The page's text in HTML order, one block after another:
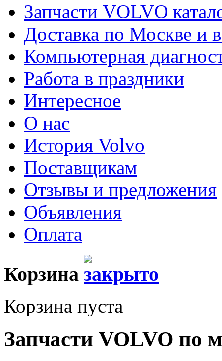
Запчасти VOLVO
Доставка по Москве и
Компьютерная
Работа в праздники
Интересное
О нас
История Volvo
Поставщикам
Отзывы и предложения
Объявления
Оплата
Корзина
Корзина пуста
Запчасти VOLVO по